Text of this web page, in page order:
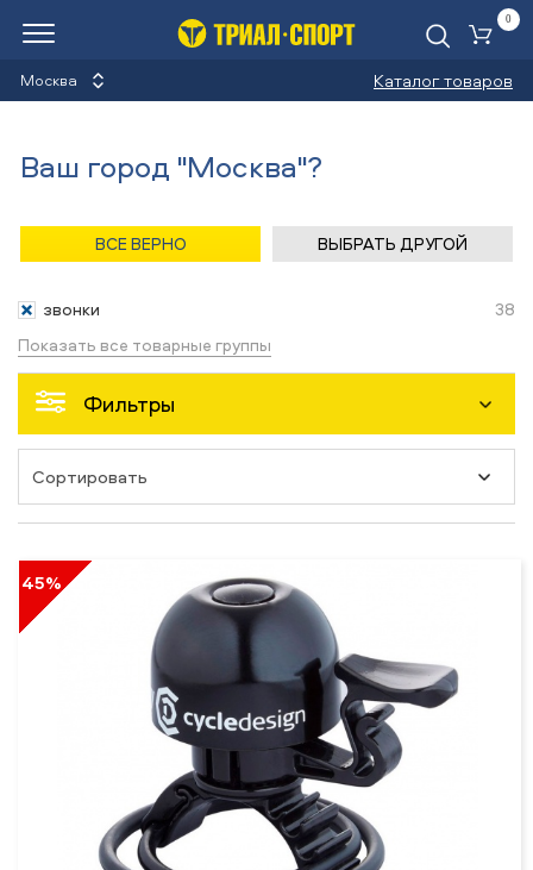
Москва Каталог товаров
0
Аксессуары
звонки
38
Показать все товарные группы
Фильтры
45%
Ваш город "Москва"?
ВСЕ ВЕРНО ВЫБРАТЬ ДРУГОЙ